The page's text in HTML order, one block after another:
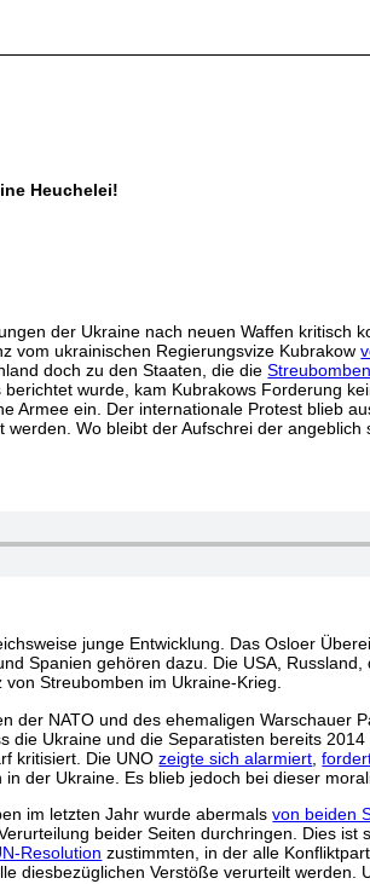
Heuchelei!
der Ukraine nach neuen Waffen kritisch
vom ukrainischen Regierungsvize Kubrakow
doch zu den Staaten, die die
wurde, kam Kubrakows Forderung
Armee ein. Der internationale Protest blieb
Wo bleibt der Aufschrei der
junge Entwicklung. Das Osloer
Spanien gehören dazu. Die USA,
Streubomben im Ukraine-Krieg.
der NATO und des ehemaligen Warschauer
die Ukraine und die Separatisten bereits
kritisiert. Die UNOzeigte sich alarmiert ,
der Ukraine. Es blieb jedoch bei dieser
im letzten Jahr wurde abermalsvon beiden
beider Seiten durchringen. Dies
Resolution zustimmten, in der alle
diesbezüglichen Verstöße verurteilt